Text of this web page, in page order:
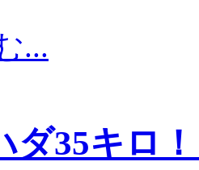
...
ダ35キロ